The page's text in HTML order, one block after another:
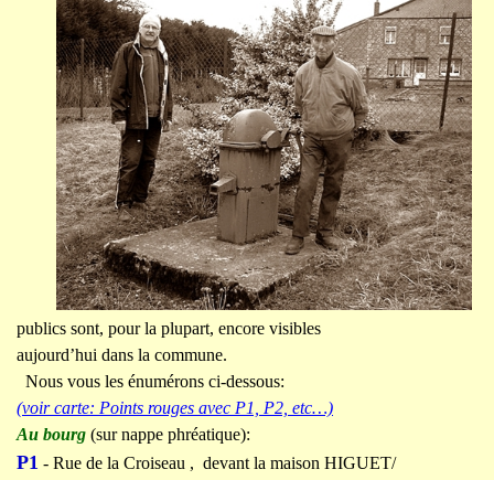
publics sont, pour la plupart, encore visibles
aujourd’hui dans la commune.
Nous vous les énumérons ci-dessous:
(voir carte: Points rouges avec P1, P2, etc…)
Au bourg (sur nappe phréatique):
P1 - Rue de la Croiseau , devant la maison HIGUET/